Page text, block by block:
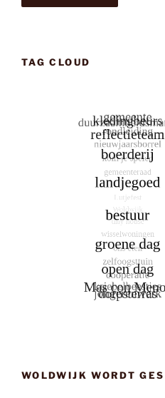
TAG CLOUD
WOLDWIJK WORDT